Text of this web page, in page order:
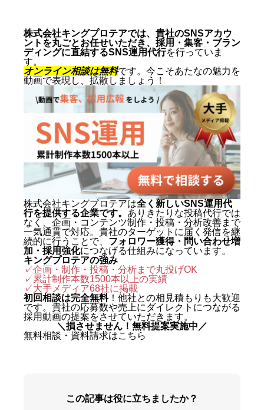
株式会社キングプロテアでは、貴社のSNSアカウ
ントを丸ごとお任せいただき、採用・集客・ブラン
ディングに直結するSNS運用代行を行っていま
す。
オンライン相談は無料です。今こそあたなの魅力を
動画で表現し、拡散しましょう！
株式会社キングプロテアは全く新しいSNS運用代
行を提供する企業です。 ありきたりな投稿代行では
なく、企画・コンテンツ制作・投稿・分析改善まで
一気通貫で対応。貴社のターゲットに届く発信を継
続的に行うことで、 フォロワー獲得・問い合わせ増
加・採用強化につなげる仕組みになっています。
キングプロテアの強み
✓企画・制作・投稿・分析まで丸投げOK
✓累計制作本数1500本以上の実績
✓大手メディア68社に掲載
初回相談は完全無料！他社との相見積もりも大歓迎
です。貴社の応募数や売上にダイレクトにつながる
採用動画の提案をさせていただきます。
＼損させません！無料提案実施中／
無料相談・資料請求はこちら
この記事は役に立ちましたか？